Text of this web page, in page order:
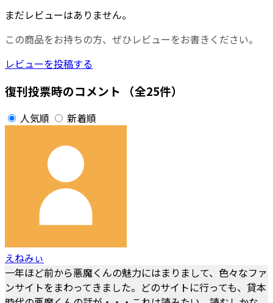
まだレビューはありません。
この商品をお持ちの方、ぜひレビューをお書きください。
レビューを投稿する
復刊投票時のコメント （全25件）
人気順 新着順
えねみぃ
一年ほど前から悪魔くんの魅力にはまりまして、色々なファ
ンサイトをまわってきました。どのサイトに行っても、貸本